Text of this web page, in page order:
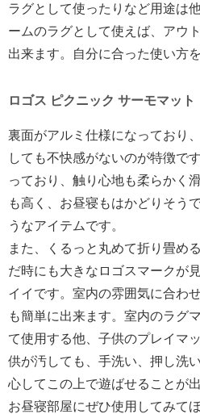
ラグとして使ったりなど用途は
ームのラグとして使えば、アウ
出来ます。自分に合った使い方
ロゴス ピクニック サーモマット
裏面がアルミ仕様になっており
しても不快感がないのが特徴で
っており、触り心地も柔らかく
も高く、お昼寝もはかどりそう
うなアイテムです。
また、くるっと丸めて折り畳め
だ時にも大きなロゴスマークが
イイです。室内の雰囲気に合わ
も簡単に出来ます。室内のラグ
て使用する他、子供のプレイマ
供が汚しても、手洗い、押し洗
心してこの上で遊ばせることが
お昼寝部屋にぜひ使用してみて